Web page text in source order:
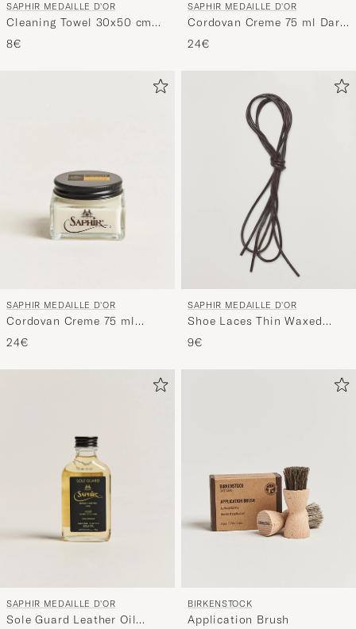
SAPHIR MEDAILLE D'OR
Cleaning Towel 30x50 cm
White
8€
SAPHIR MEDAILLE D'OR
Cordovan Creme 75 ml Dark
Brown
24€
SAPHIR MEDAILLE D'OR
Cordovan Creme 75 ml
Neutral
24€
SAPHIR MEDAILLE D'OR
Shoe Laces Thin Waxed
75cm Dark Brown
9€
SAPHIR MEDAILLE D'OR
Sole Guard Leather Oil
BIRKENSTOCK
Application Brush